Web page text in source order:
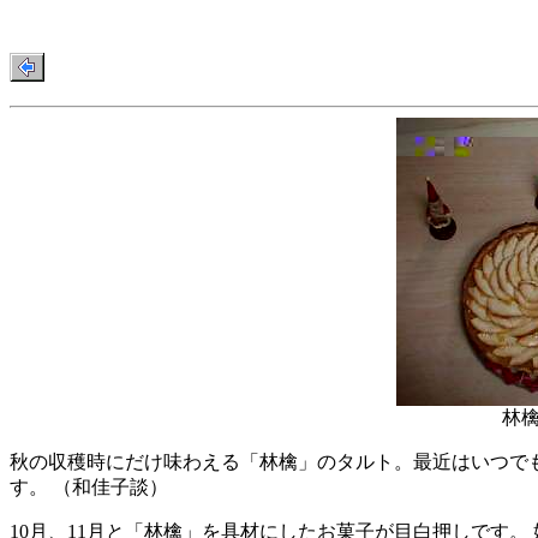
林
秋の収穫時にだけ味わえる「林檎」のタルト。最近はいつ
す。 （和佳子談）
10月、11月と「林檎」を具材にしたお菓子が目白押しです